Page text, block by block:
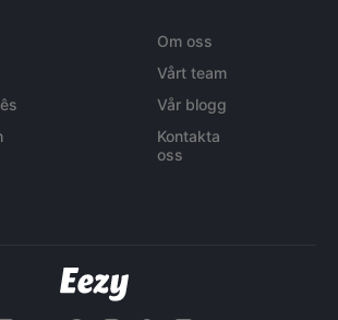
Om oss
Vårt team
Vår blogg
Kontakta
oss